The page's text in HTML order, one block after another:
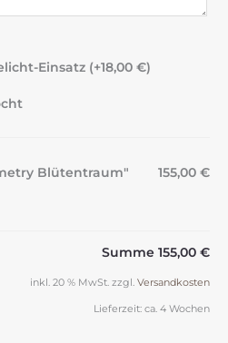
Einsatz (+18,00 €)
Blütentraum"
155,00 €
Summe 155,00 €
inkl. 20 % MwSt. zzgl. Versandkosten
Lieferzeit: ca. 4 Wochen